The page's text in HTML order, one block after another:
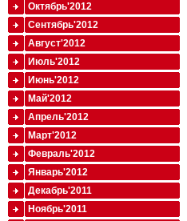
Октябрь'2012
Сентябрь'2012
Август'2012
Июль'2012
Июнь'2012
Май'2012
Апрель'2012
Март'2012
Февраль'2012
Январь'2012
Декабрь'2011
Ноябрь'2011